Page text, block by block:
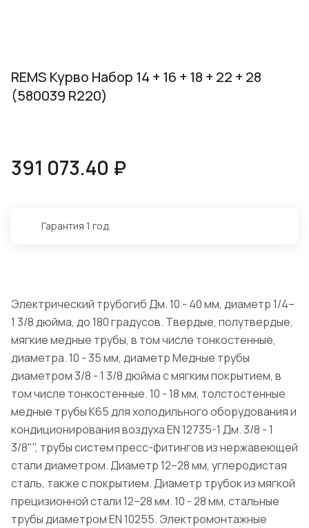
REMS Курво Набор 14 + 16 + 18 + 22 + 28
(580039 R220)
391 073.40 ₽
Гарантия 1 год.
Электрический трубогиб Дм. 10 - 40 мм, диаметр 1/4–
1 3/8 дюйма, до 180 градусов. Твердые, полутвердые,
мягкие медные трубы, в том числе тонкостенные,
диаметра. 10 - 35 мм, диаметр Медные трубы
диаметром 3/8 - 1 3/8 дюйма с мягким покрытием, в
том числе тонкостенные. 10 - 18 мм, толстостенные
медные трубы К65 для холодильного оборудования и
кондиционирования воздуха EN 12735-1 Дм. 3/8 - 1
3/8"", трубы систем пресс-фитингов из нержавеющей
стали диаметром. Диаметр 12–28 мм, углеродистая
сталь, также с покрытием. Диаметр трубок из мягкой
прецизионной стали 12–28 мм. 10 - 28 мм, стальные
трубы диаметром EN 10255. Электромонтажные